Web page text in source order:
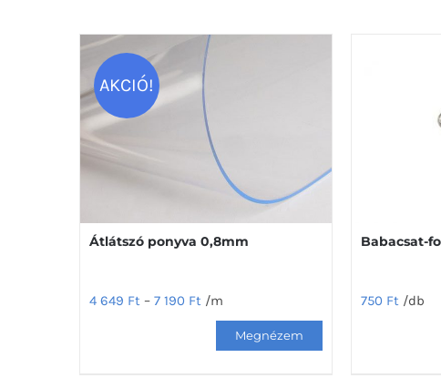
AKCIÓ!
Átlátszó ponyva 0,8mm
4 649 Ft – 7 190 Ft /m
Babacsat-
750 Ft /db